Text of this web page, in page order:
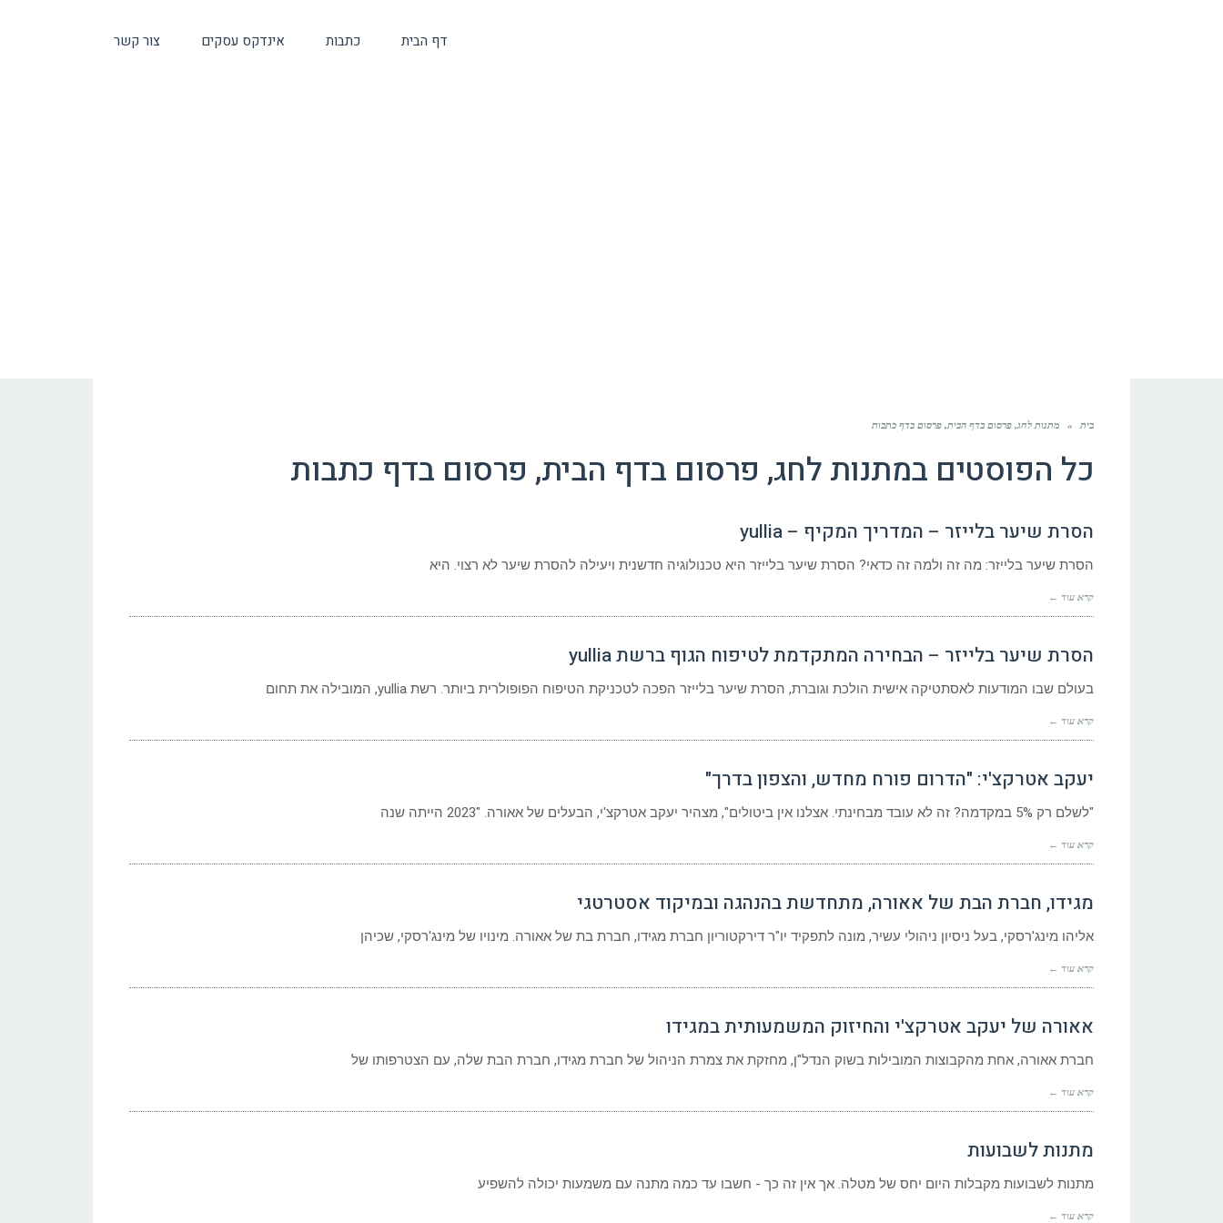
דף הבית כתבות אינדקס עסקים צור קשר
בית » מתנות לחג, פרסום בדף הבית, פרסום בדף כתבות
כל הפוסטים במתנות לחג, פרסום בדף הבית, פרסום בדף כתבות
הסרת שיער בלייזר – המדריך המקיף – yullia
הסרת שיער בלייזר: מה זה ולמה זה כדאי? הסרת שיער בלייזר היא טכנולוגיה חדשנית ויעילה להסרת שיער לא רצוי. היא
קרא עוד ←
הסרת שיער בלייזר – הבחירה המתקדמת לטיפוח הגוף ברשת yullia
בעולם שבו המודעות לאסתטיקה אישית הולכת וגוברת, הסרת שיער בלייזר הפכה לטכניקת הטיפוח הפופולרית ביותר. רשת yullia, המובילה את תחום
קרא עוד ←
יעקב אטרקצ'י: "הדרום פורח מחדש, והצפון בדרך"
"לשלם רק 5% במקדמה? זה לא עובד מבחינתי. אצלנו אין ביטולים", מצהיר יעקב אטרקצ'י, הבעלים של אאורה. "2023 הייתה שנה
קרא עוד ←
מגידו, חברת הבת של אאורה, מתחדשת בהנהגה ובמיקוד אסטרטגי
אליהו מינג'רסקי, בעל ניסיון ניהולי עשיר, מונה לתפקיד יו"ר דירקטוריון חברת מגידו, חברת בת של אאורה. מינויו של מינג'רסקי, שכיהן
קרא עוד ←
אאורה של יעקב אטרקצ'י והחיזוק המשמעותית במגידו
חברת אאורה, אחת מהקבוצות המובילות בשוק הנדל"ן, מחזקת את צמרת הניהול של חברת מגידו, חברת הבת שלה, עם הצטרפותו של
קרא עוד ←
מתנות לשבועות
מתנות לשבועות מקבלות היום יחס של מטלה. אך אין זה כך - חשבו עד כמה מתנה עם משמעות יכולה להשפיע
קרא עוד ←